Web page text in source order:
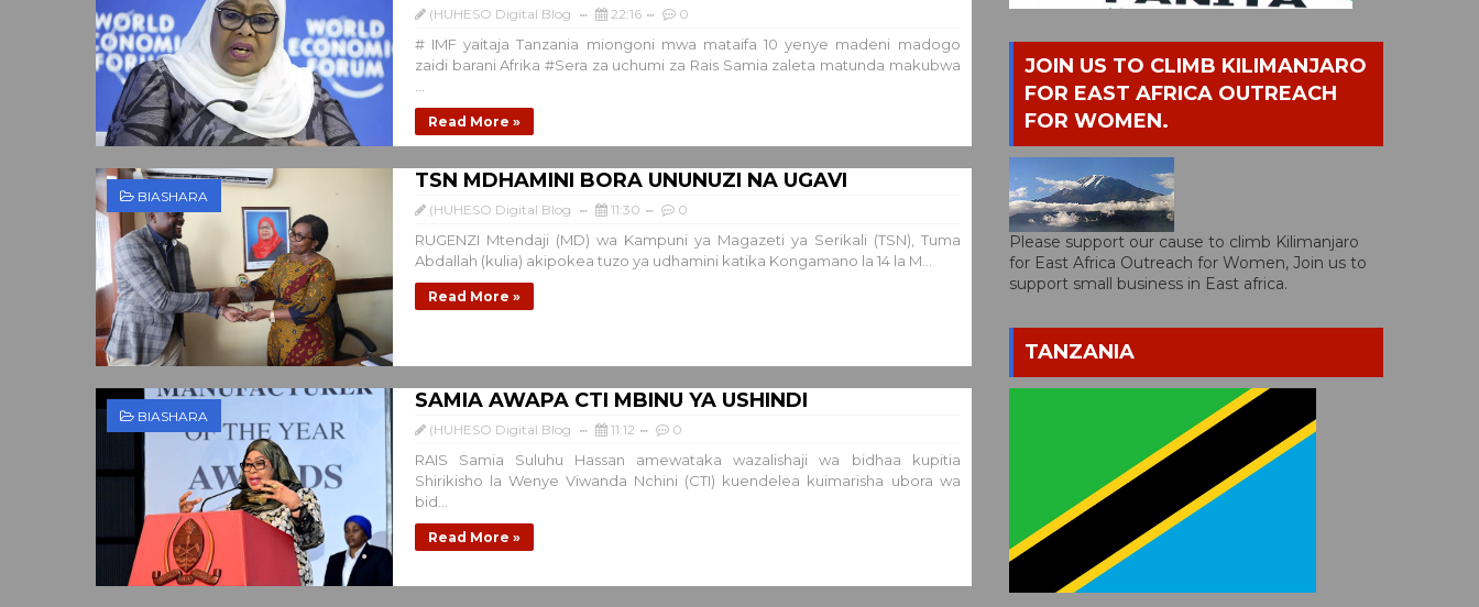
(HUHESO Digital Blog 22:16 0
# IMF yaitaja Tanzania miongoni mwa mataifa 10 yenye madeni madogo
zaidi barani Afrika #Sera za uchumi za Rais Samia zaleta matunda makubwa
...
Read More »
BIASHARA
TSN MDHAMINI BORA UNUNUZI NA UGAVI
(HUHESO Digital Blog 11:30 0
RUGENZI Mtendaji (MD) wa Kampuni ya Magazeti ya Serikali (TSN), Tuma
Abdallah (kulia) akipokea tuzo ya udhamini katika Kongamano la 14 la M...
Read More »
BIASHARA
SAMIA AWAPA CTI MBINU YA USHINDI
(HUHESO Digital Blog 11:12 0
RAIS Samia Suluhu Hassan amewataka wazalishaji wa bidhaa kupitia
Shirikisho la Wenye Viwanda Nchini (CTI) kuendelea kuimarisha ubora wa
bid...
Read More »
JOIN US TO CLIMB KILIMANJARO
FOR EAST AFRICA OUTREACH
FOR WOMEN.
Please support our cause to climb Kilimanjaro
for East Africa Outreach for Women, Join us to
support small business in East africa.
TANZANIA